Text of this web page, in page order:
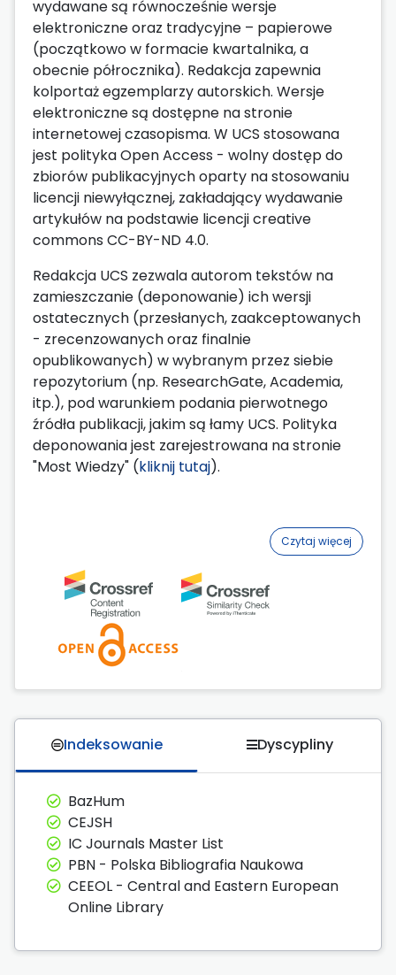
wydawane są równocześnie wersje
elektroniczne oraz tradycyjne – papierowe
(początkowo w formacie kwartalnika, a
obecnie półrocznika). Redakcja zapewnia
kolportaż egzemplarzy autorskich. Wersje
elektroniczne są dostępne na stronie
internetowej czasopisma. W UCS stosowana
jest polityka Open Access - wolny dostęp do
zbiorów publikacyjnych oparty na stosowaniu
licencji niewyłącznej, zakładający wydawanie
artykułów na podstawie licencji creative
commons CC-BY-ND 4.0.
Redakcja UCS zezwala autorom tekstów na
zamieszczanie (deponowanie) ich wersji
ostatecznych (przesłanych, zaakceptowanych
- zrecenzowanych oraz finalnie
opublikowanych) w wybranym przez siebie
repozytorium (np. ResearchGate, Academia,
itp.), pod warunkiem podania pierwotnego
źródła publikacji, jakim są łamy UCS. Polityka
deponowania jest zarejestrowana na stronie
"Most Wiedzy" (kliknij tutaj).
Czytaj więcej
Indeksowanie Dyscypliny
BazHum
CEJSH
IC Journals Master List
PBN - Polska Bibliografia Naukowa
CEEOL - Central and Eastern European
Online Library